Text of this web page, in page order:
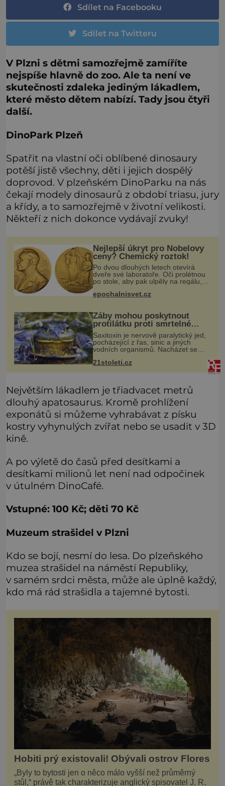
Sdílet na Facebooku
Sdílet na Twitteru
V Plzni s dětmi samozřejmě zamíříte
nejspíše hlavně do zoo. Ale ta není ve
skutečnosti zdaleka jediným lákadlem,
které město dětem nabízí. Tady jsou čtyři
další.
DinoPark Plzeň
Spatřit na vlastní oči oblíbené dinosaury
potěší jistě všechny, děti i jejich dospělý
doprovod. V plzeňském DinoParku na nás
čekají modely dinosaurů z období triasu, jury
a křídy, a to samozřejmě v životní velikosti.
Někteří z nich dokonce vydávají zvuky!
Nejlepší úkryt pro Nobelovy
ceny? Chemický roztok!
Po dvou dlouhých letech otevírá
dveře své laboratoře. Oči prolétnou
po stole, aby pak ulpěly na regálu,
kde se nachází všemožné látky.
Hledá žluto-oranžovou tekutinu,
epochalnisvet.cz
Žáby mohou poskytnout
protilátku proti smrtelné
otravě měkkýši
Saxitoxin je nervově paralytický jed,
pocházející z řas, sinic a jiných
vodních organismů. Nacházet se
mlžích, jako jsou ústřice nebo slávky.
K příznakům otravy patří
21stoleti.cz
Největším lákadlem je třiadvacet metrů
dlouhý apatosaurus. Kromě prohlížení
exponátů si můžeme vyhrabávat z písku
kostry vyhynulých zvířat nebo se usadit v 3D
kině.
A po výletě do časů před desítkami a
desítkami milionů let není nad odpočinek
v útulném DinoCafé.
Vstupné: 100 Kč; děti 70 Kč
Muzeum strašidel v Plzni
Kdo se bojí, nesmí do lesa. Do plzeňského
muzea strašidel na náměstí Republiky,
v samém srdci města, může ale úplně každý,
kdo má rád strašidla a tajemné bytosti.
Hobiti prý existovali! Obývali ostrov Flores
„Byly to bytosti jen o něco málo vyšší než průměrný
stůl,“ právě tak charakterizuje anglický spisovatel J. R.